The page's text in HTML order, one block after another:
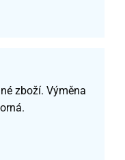
zboží. Výměna